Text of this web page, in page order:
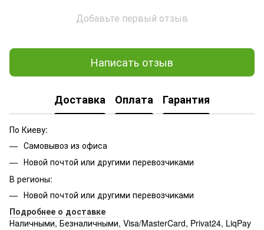
Добавьте первый отзыв
Написать отзыв
Доставка Оплата Гарантия
По Киеву:
Самовывоз из офиса
Новой почтой или другими перевозчиками
В регионы:
Новой почтой или другими перевозчиками
Подробнее о доставке
Наличными, Безналичными, Visa/MasterCard, Privat24, LiqPay